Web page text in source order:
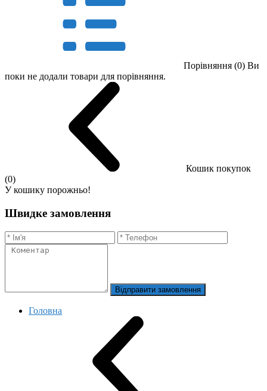
Порівняння (0) Ви
поки не додали товари для порівняння.
Кошик покупок
(0)
У кошику порожньо!
Швидке замовлення
Відправити замовлення
Головна